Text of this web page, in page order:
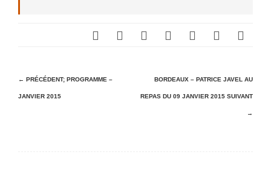
N
a
← PRÉCÉDENT; PROGRAMME –
JANVIER 2015
BORDEAUX – PATRICE JAVEL AU
REPAS DU 09 JANVIER 2015 SUIVANT
→